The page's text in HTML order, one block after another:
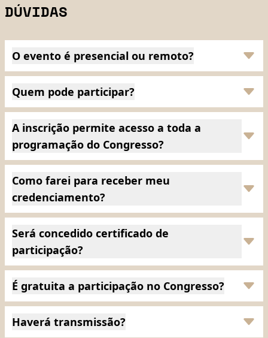
DÚVIDAS
O evento é presencial ou remoto?
Quem pode participar?
A inscrição permite acesso a toda a
programação do Congresso?
Como farei para receber meu
credenciamento?
Será concedido certificado de
participação?
É gratuita a participação no Congresso?
Haverá transmissão?